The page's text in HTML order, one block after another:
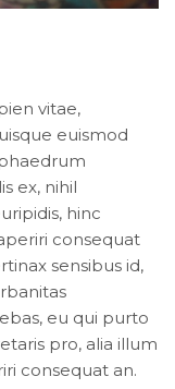
vitae,
euismod
ex, nihil
hinc
consequat
sensibus id,
eu qui purto
pro, alia illum
consequat an.